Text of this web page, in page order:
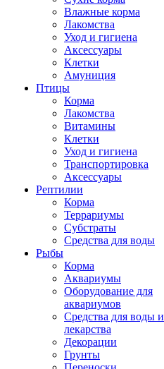
Влажные корма
Лакомства
Уход и гигиена
Аксессуары
Клетки
Амуниция
Птицы
Корма
Лакомства
Витамины
Клетки
Уход и гигиена
Транспортировка
Аксессуары
Рептилии
Корма
Террариумы
Субстраты
Средства для воды
Рыбы
Корма
Аквариумы
Оборудование для
аквариумов
Средства для воды и
лекарства
Декорации
Грунты